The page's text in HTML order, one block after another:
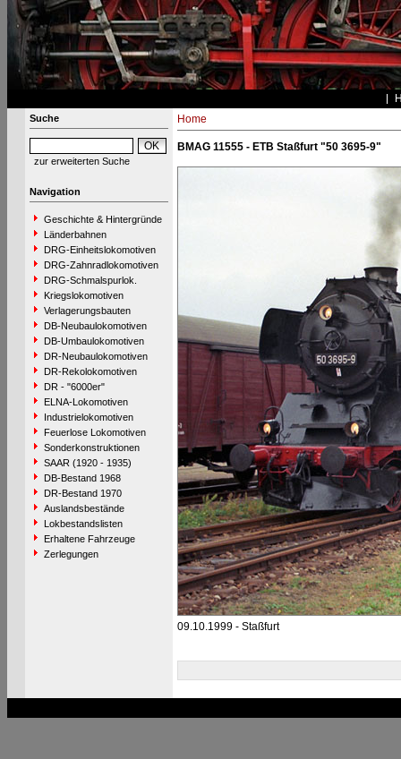
Suche
zur erweiterten Suche
Navigation
Geschichte & Hintergründe
Länderbahnen
DRG-Einheitslokomotiven
DRG-Zahnradlokomotiven
DRG-Schmalspurlok.
Kriegslokomotiven
Verlagerungsbauten
DB-Neubaulokomotiven
DB-Umbaulokomotiven
DR-Neubaulokomotiven
DR-Rekolokomotiven
DR - "6000er"
ELNA-Lokomotiven
Industrielokomotiven
Feuerlose Lokomotiven
Sonderkonstruktionen
SAAR (1920 - 1935)
DB-Bestand 1968
DR-Bestand 1970
Auslandsbestände
Lokbestandslisten
Erhaltene Fahrzeuge
Zerlegungen
Home
BMAG 11555 - ETB Staßfurt "50 3695-9"
09.10.1999 - Staßfurt